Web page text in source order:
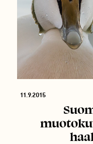
11.9.2015